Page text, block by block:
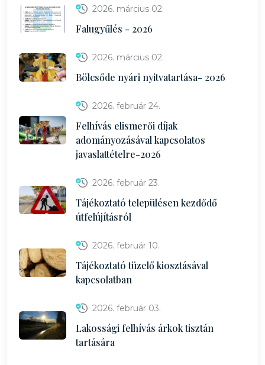
2026. március 02.
Falugyűlés - 2026
2026. március 02.
Bölcsőde nyári nyitvatartása- 2026
2026. február 24.
Felhívás elismerői díjak
adományozásával kapcsolatos
javaslattételre-2026
2026. február 23.
Tájékoztató településen kezdődő
útfelújításról
2026. február 10.
Tájékoztató tüzelő kiosztásával
kapcsolatban
2026. február 03.
Lakossági felhívás árkok tisztán
tartására